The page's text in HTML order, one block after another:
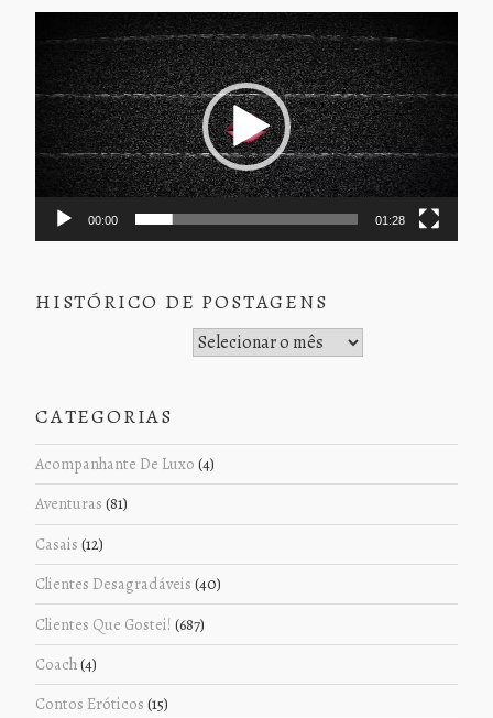
de
vídeo
00:00 01:28
HISTÓRICO DE POSTAGENS
CATEGORIAS
Acompanhante De Luxo (4)
Aventuras (81)
Casais (12)
Clientes Desagradáveis (40)
Clientes Que Gostei! (687)
Coach(4)
Contos Eróticos (15)